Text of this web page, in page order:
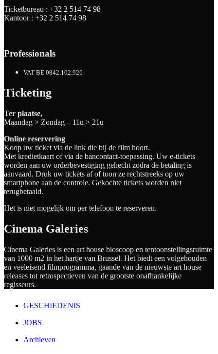
Ticketbureau : +32 2 514 74 98
Kantoor : +32 2 514 74 98
Professionals
VAT BE 0842.102.926
Ticketing
Ter plaatse,
Maandag > Zondag – 11u > 21u
Online reservering
Koop uw ticket via de link die bij de film hoort.
Met kredietkaart of via de bancontact-toepassing. Uw e-tickets
worden aan uw orderbevestiging gehecht zodra de betaling is
aanvaard. Druk uw tickets af of toon ze rechtstreeks op uw
smartphone aan de controle. Gekochte tickets worden niet
terugbetaald.
Het is niet mogelijk om per telefoon te reserveren.
Cinema Galeries
Cinema Galeries is een art house bioscoop en tentoonstellingsruimte
van 1000 m2 in het hartje van Brussel. Het biedt een volgehouden
en veeleisend filmprogramma, gaande van de nieuwste art house
releases tot retrospectieven van de grootste onafhankelijke
regisseurs.
GESCHIEDENIS
JOBS
Archieven